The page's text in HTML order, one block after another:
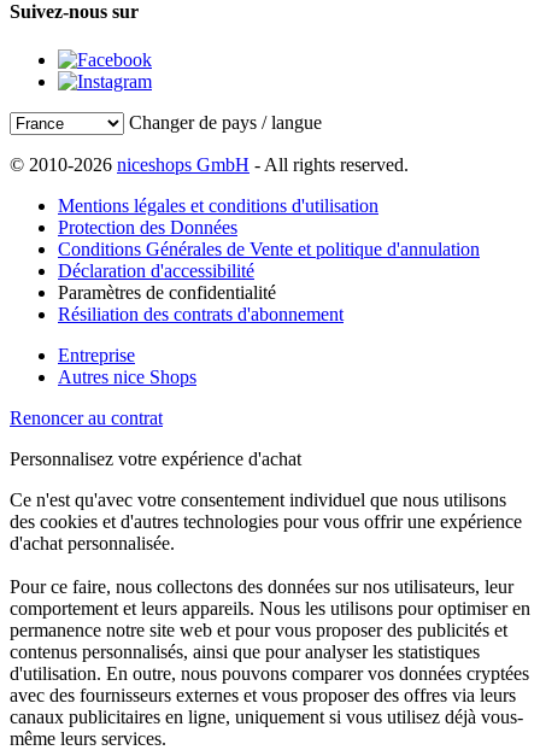
Suivez-nous sur
Changer de pays / langue
© 2010-2026 niceshops GmbH - All rights reserved.
Mentions légales et conditions d'utilisation
Protection des Données
Conditions Générales de Vente et politique d'annulation
Déclaration d'accessibilité
Paramètres de confidentialité
Résiliation des contrats d'abonnement
Entreprise
Autres nice Shops
Renoncer au contrat
Personnalisez votre expérience d'achat
Ce n'est qu'avec votre consentement individuel que nous utilisons
des cookies et d'autres technologies pour vous offrir une expérience
d'achat personnalisée.
Pour ce faire, nous collectons des données sur nos utilisateurs, leur
comportement et leurs appareils. Nous les utilisons pour optimiser en
permanence notre site web et pour vous proposer des publicités et
contenus personnalisés, ainsi que pour analyser les statistiques
d'utilisation. En outre, nous pouvons comparer vos données cryptées
avec des fournisseurs externes et vous proposer des offres via leurs
canaux publicitaires en ligne, uniquement si vous utilisez déjà vous-
même leurs services.